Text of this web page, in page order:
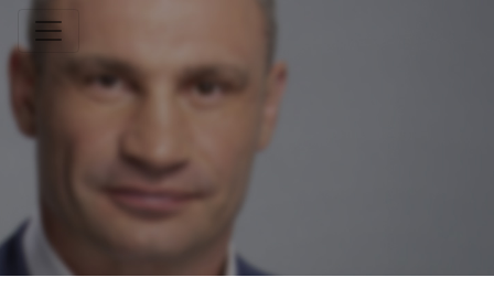
Toggle navigation